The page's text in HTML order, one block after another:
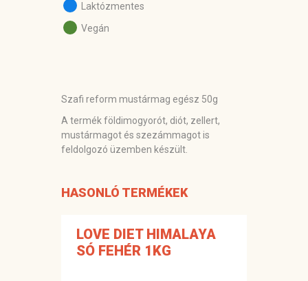
Laktózmentes
Vegán
Szafi reform mustármag egész 50g
A termék földimogyorót, diót, zellert,
mustármagot és szezámmagot is
feldolgozó üzemben készült.
HASONLÓ TERMÉKEK
LOVE DIET HIMALAYA
SÓ FEHÉR 1KG